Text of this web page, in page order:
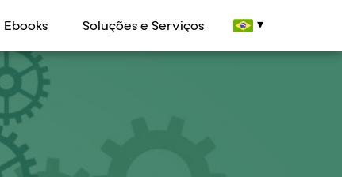
Ebooks Soluções e Serviços